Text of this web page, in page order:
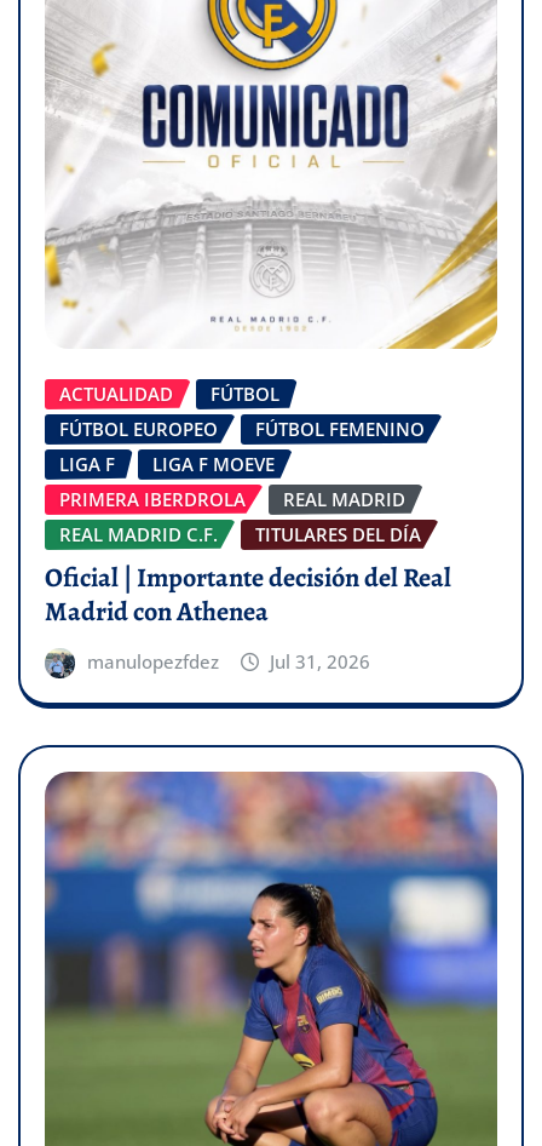
ACTUALIDAD
FÚTBOL
FÚTBOL EUROPEO
FÚTBOL FEMENINO
LIGA F
LIGA F MOEVE
PRIMERA IBERDROLA
REAL MADRID
REAL MADRID C.F.
TITULARES DEL DÍA
Oficial | Importante decisión del Real
Madrid con Athenea
manulopezfdez Jul 31, 2026